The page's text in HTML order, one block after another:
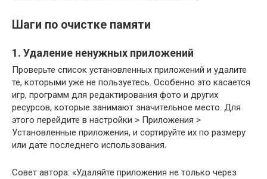
Шаги по очистке памяти
1. Удаление ненужных приложений
Проверьте список установленных приложений и удалите
те, которыми уже не пользуетесь. Особенно это касается
игр, программ для редактирования фото и других
ресурсов, которые занимают значительное место. Для
этого перейдите в настройки > Приложения >
Установленные приложения, и сортируйте их по размеру
или дате последнего использования.
Совет автора: «Удаляйте приложения не только через